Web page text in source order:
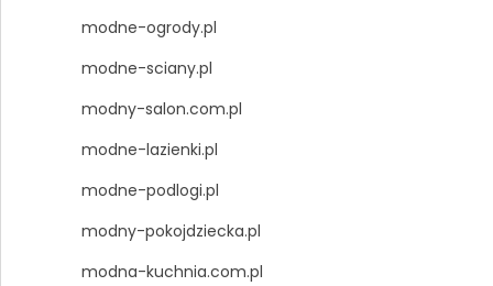
modne-ogrody.pl
modne-sciany.pl
modny-salon.com.pl
modne-lazienki.pl
modne-podlogi.pl
modny-pokojdziecka.pl
modna-kuchnia.com.pl